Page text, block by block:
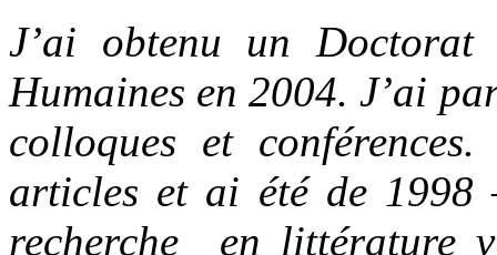
J’ai obtenu un Doctorat
Humaines en 2004. J’ai
colloques et
articles et ai été de 1998
recherche en littérature